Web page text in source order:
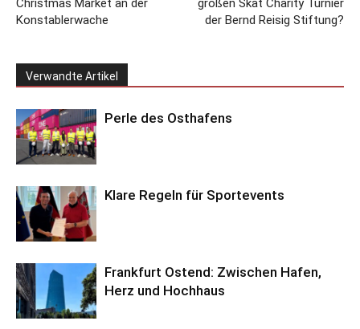
Christmas Market an der
Konstablerwache
großen Skat Charity Turnier
der Bernd Reisig Stiftung?
Verwandte Artikel
Perle des Osthafens
Klare Regeln für Sportevents
Frankfurt Ostend: Zwischen Hafen,
Herz und Hochhaus